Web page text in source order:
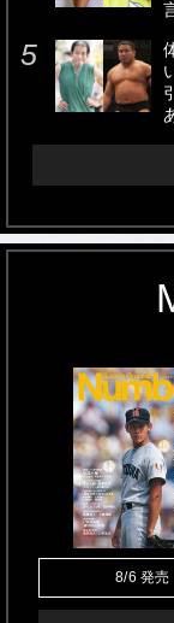
8/6 発売